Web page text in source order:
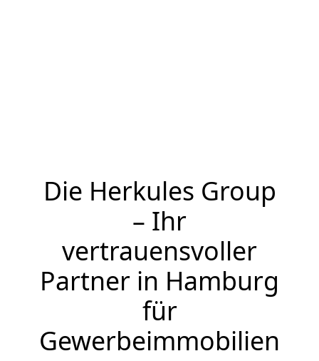
Die Herkules Group
– Ihr
vertrauensvoller
Partner in Hamburg
für
Gewerbeimmobilien